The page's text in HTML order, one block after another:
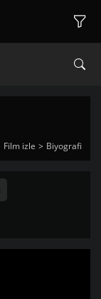
Film izle Biyografi